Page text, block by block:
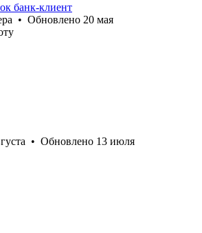
банк-клиент
• Обновлено 20 мая
• Обновлено 13 июля